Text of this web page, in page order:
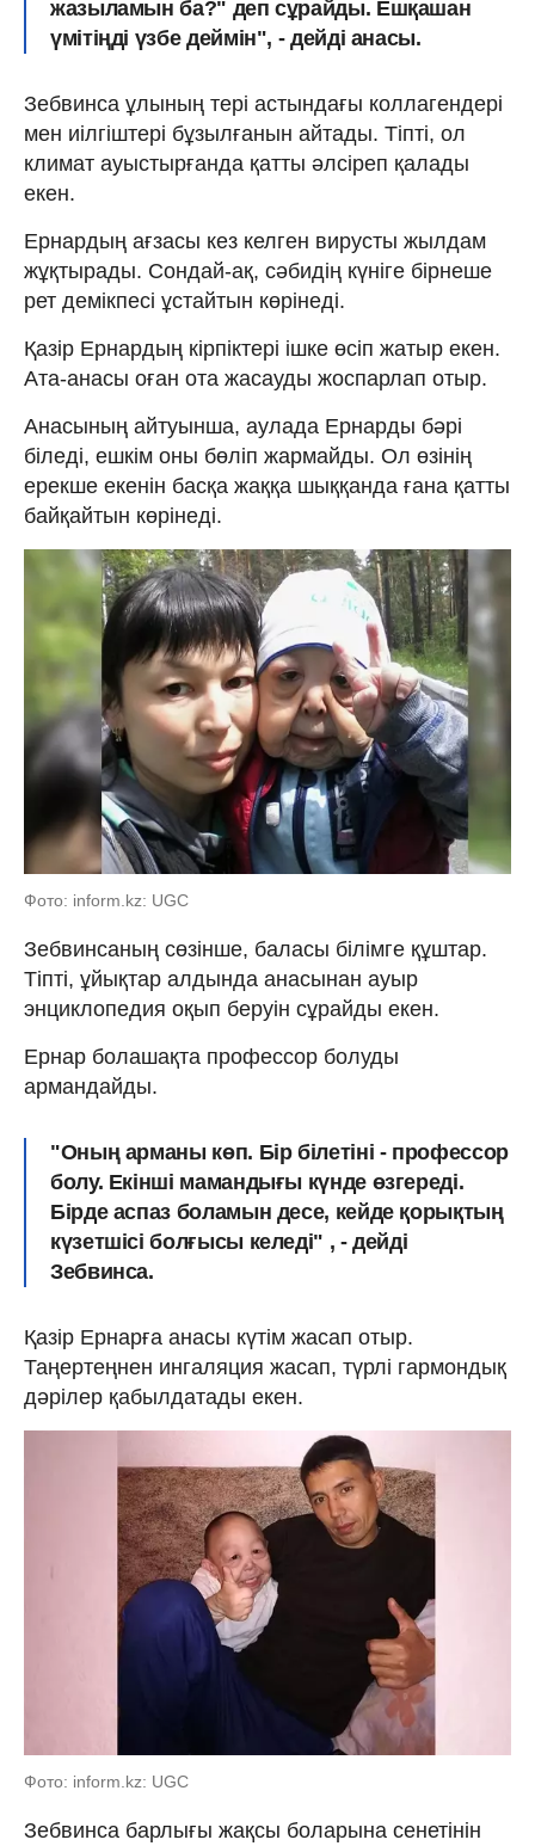
жазыламын ба?" деп сұрайды. Ешқашан
үмітіңді үзбе деймін", - дейді анасы.
Зебвинса ұлының тері астындағы коллагендері
мен иілгіштері бұзылғанын айтады. Тіпті, ол
климат ауыстырғанда қатты әлсіреп қалады
екен.
Ернардың ағзасы кез келген вирусты жылдам
жұқтырады. Сондай-ақ, сәбидің күніге бірнеше
рет демікпесі ұстайтын көрінеді.
Қазір Ернардың кірпіктері ішке өсіп жатыр екен.
Ата-анасы оған ота жасауды жоспарлап отыр.
Анасының айтуынша, аулада Ернарды бәрі
біледі, ешкім оны бөліп жармайды. Ол өзінің
ерекше екенін басқа жаққа шыққанда ғана қатты
байқайтын көрінеді.
Фото: inform.kz: UGC
Зебвинсаның сөзінше, баласы білімге құштар.
Тіпті, ұйықтар алдында анасынан ауыр
энциклопедия оқып беруін сұрайды екен.
Ернар болашақта профессор болуды
армандайды.
"Оның арманы көп. Бір білетіні - профессор
болу. Екінші мамандығы күнде өзгереді.
Бірде аспаз боламын десе, кейде қорықтың
күзетшісі болғысы келеді" , - дейді
Зебвинса.
Қазір Ернарға анасы күтім жасап отыр.
Таңертеңнен ингаляция жасап, түрлі гармондық
дәрілер қабылдатады екен.
Фото: inform.kz: UGC
Зебвинса барлығы жақсы боларына сенетінін